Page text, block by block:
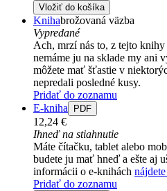
Vložiť do košíka
Knihabrožovaná väzba
Vypredané
Ach, mrzí nás to, z tejto
nemáme ju na sklade my ani
môžete mať šťastie v
nepredali posledné kusy.
Pridať do zoznamu
E-kniha
PDF
12,24 €
Ihneď na stiahnutie
Máte čítačku, tablet alebo
budete ju mať hneď a ešte aj
informácii o e-knihách
Pridať do zoznamu